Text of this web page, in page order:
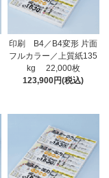
印刷 B4／B4変形 片面
フルカラー／上質紙135
kg 22,000枚
123,900円(税込)